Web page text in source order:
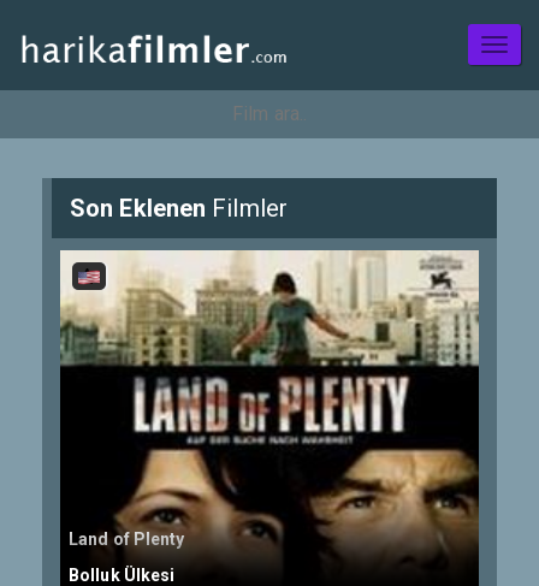
Son Eklenen Filmler
Land of Plenty
Bolluk Ülkesi